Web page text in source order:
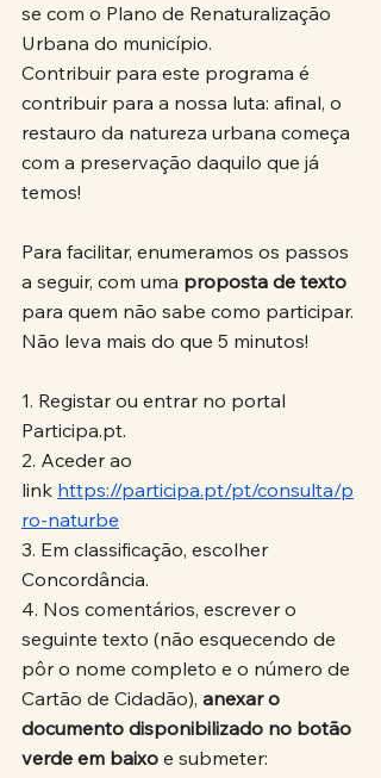
se com o Plano de Renaturalização
Urbana do município.
Contribuir para este programa é
contribuir para a nossa luta: afinal, o
restauro da natureza urbana começa
com a preservação daquilo que já
temos!
Para facilitar, enumeramos os passos
a seguir, com uma proposta de texto
para quem não sabe como participar.
Não leva mais do que 5 minutos!
1. Registar ou entrar no portal
Participa.pt.
2. Aceder ao
link https://participa.pt/pt/consulta/p
ro-naturbe
3. Em classificação, escolher
Concordância.
4. Nos comentários, escrever o
seguinte texto (não esquecendo de
pôr o nome completo e o número de
Cartão de Cidadão), anexar o
documento disponibilizado no botão
verde em baixo e submeter: